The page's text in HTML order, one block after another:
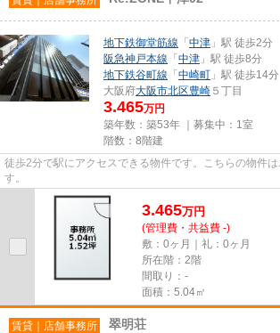
地下鉄御堂筋線 「 中津 」駅 徒歩2分
阪急神戸本線 「 中津 」駅 徒歩8分
地下鉄谷町線 「 中崎町 」駅 徒歩14分
大阪府大阪市北区豊崎 ５丁目
3.465万円
築年数：築53年 ｜募集中： 1室
階数：8階建
徒歩2分で駅にアクセスできる物件です。こちらの物件
す。
3.465万円
(管理費・共益費 -)
敷：0ヶ月｜礼：0ヶ月
所在階：2階
間取り：-
面積：5.04㎡
賃貸｜店舗事務所 翠明荘